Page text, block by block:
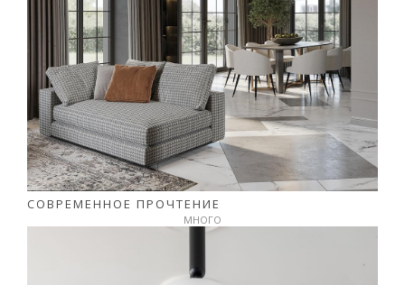
СОВРЕМЕННОЕ ПРОЧТЕНИЕ
МНОГО